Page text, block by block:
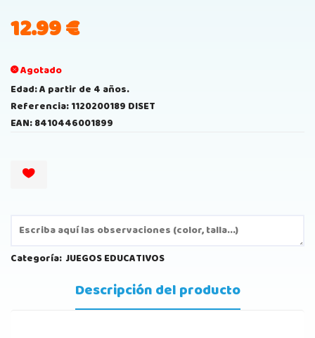
12.99€
Agotado
Edad: A partir de 4 años.
Referencia: 1120200189 DISET
EAN: 8410446001899
Categoría: JUEGOS EDUCATIVOS
Descripción del producto